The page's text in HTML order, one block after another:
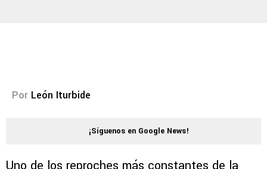
Por León Iturbide
¡Síguenos en Google News!